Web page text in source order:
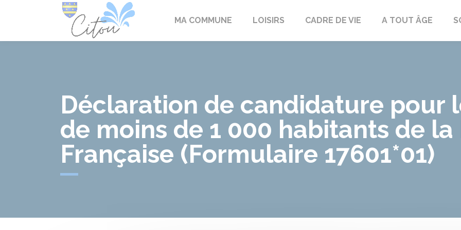
MA COMMUNE LOISIRS CADRE DE VIE A TOUT ÂGE
Déclaration de candidature pour
de moins de 1 000 habitants de la
Française (Formulaire 17601*01)